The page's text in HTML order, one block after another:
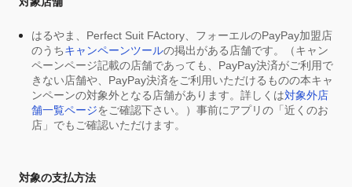
はるやま、Perfect Suit FActory、フォーエルのPayPay加盟店
のうちキャンペーンツールの掲出がある店舗です。（キャン
ペーンページ記載の店舗であっても、PayPay決済がご利用で
きない店舗や、PayPay決済をご利用いただけるものの本キャ
ンペーンの対象外となる店舗があります。詳しくは対象外店
舗一覧ページをご確認下さい。）事前にアプリの「近くのお
店」でもご確認いただけます。
対象の支払方法